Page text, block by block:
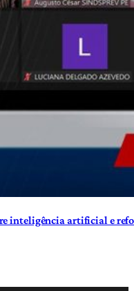
inteligência artificial e